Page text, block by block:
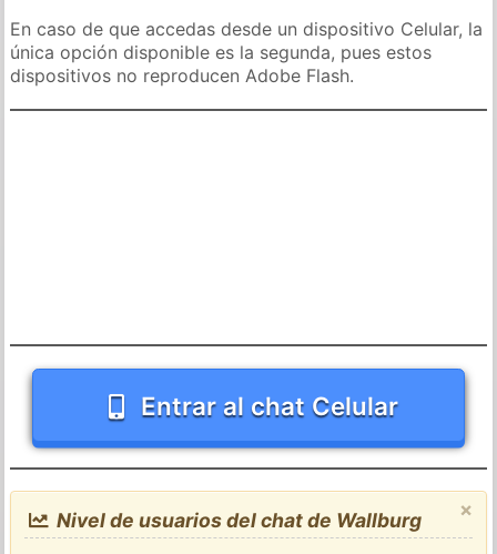
En caso de que accedas desde un dispositivo Celular, la
única opción disponible es la segunda, pues estos
dispositivos no reproducen Adobe Flash.
Entrar al chat Celular
×
Nivel de usuarios del chat de Wallburg